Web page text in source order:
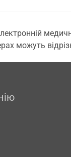
можуть